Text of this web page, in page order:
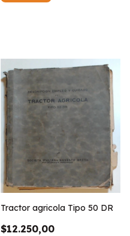
Tractor agricola Tipo 50 DR
$12.250,00